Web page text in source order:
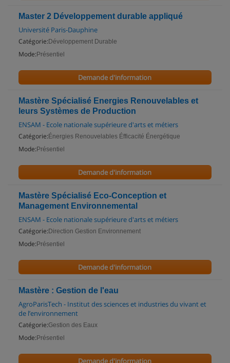
Master 2 Développement durable appliqué
Université Paris-Dauphine
Catégorie: Développement Durable
Mode: Présentiel
Demande d'information
Mastère Spécialisé Energies Renouvelables et
leurs Systèmes de Production
ENSAM - Ecole nationale supérieure d'arts et métiers
Catégorie: Énergies Renouvelables Éfficacité Énergétique
Mode: Présentiel
Demande d'information
Mastère Spécialisé Eco-Conception et
Management Environnemental
ENSAM - Ecole nationale supérieure d'arts et métiers
Catégorie: Direction Gestion Environnement
Mode: Présentiel
Demande d'information
Mastère : Gestion de l'eau
AgroParisTech - Institut des sciences et industries du vivant et
de l’environnement
Catégorie:Gestion des Eaux
Mode: Présentiel
Demande d'information